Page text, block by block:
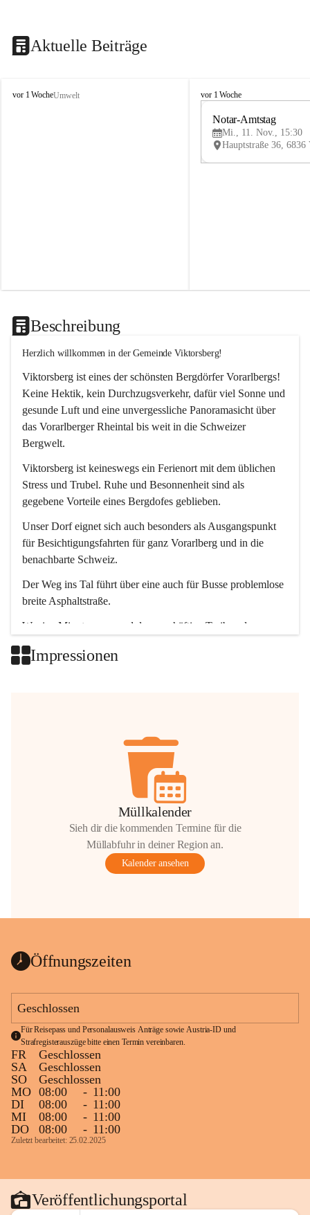
Aktuelle Beiträge
V
vor 1 WocheUmwelt
V
vor 1 Woche
Notar-Amtstag
Mi., 11. Nov., 15:30
Beschreibung
Herzlich willkommen in der Gemeinde Viktorsberg!
Viktorsberg ist eines der schönsten Bergdörfer Vorarlbergs!
Keine Hektik, kein Durchzugsverkehr, dafür viel Sonne und
gesunde Luft und eine unvergessliche Panoramasicht über
das Vorarlberger Rheintal bis weit in die Schweizer
Bergwelt.
Viktorsberg ist keineswegs ein Ferienort mit dem üblichen
Stress und Trubel. Ruhe und Besonnenheit sind als
gegebene Vorteile eines Bergdofes geblieben.
Unser Dorf eignet sich auch besonders als Ausgangspunkt
für Besichtigungsfahrten für ganz Vorarlberg und in die
benachbarte Schweiz.
Der Weg ins Tal führt über eine auch für Busse problemlose
breite Asphaltstraße.
Wenige Minuten nur, und das geschäftige Treiben der
Impressionen
Müllkalender
Sieh dir die kommenden Termine für die
Müllabfuhr in deiner Region an.
Kalender ansehen
Öffnungszeiten
Geschlossen
Für Reisepass und Personalausweis Anträge sowie Austria-ID und
Strafregisterauszüge bitte einen Termin vereinbaren.
FR
Geschlossen
SA
Geschlossen
SO
Geschlossen
MO 08:00 - 11:00
DI
08:00 - 11:00
MI
08:00 - 11:00
DO
08:00 - 11:00
Zuletzt bearbeitet: 25.02.2025
Veröffentlichungsportal